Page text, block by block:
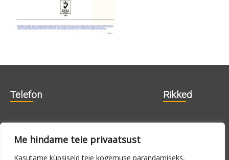
Me hindame teie privaatsust
Kasutame küpsiseid teie kogemuse parandamiseks,
Telefon Rikked
715 0180